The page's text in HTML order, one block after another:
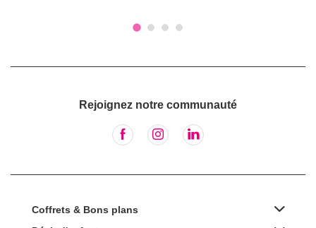
Rejoignez notre communauté
Coffrets & Bons plans